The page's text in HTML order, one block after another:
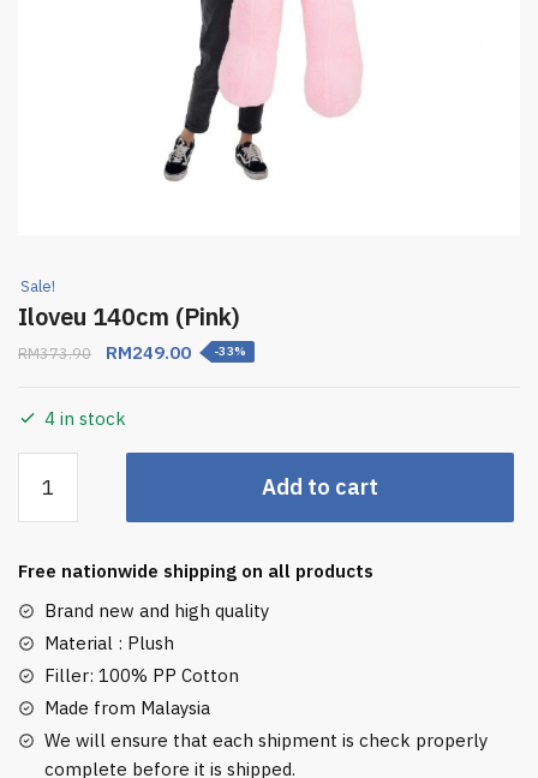
Sale!
Iloveu 140cm (Pink)
RM373.90 RM249.00 -33%
4 in stock
Add to cart
Free nationwide shipping on all products
Brand new and high quality
Material : Plush
Filler: 100% PP Cotton
Made from Malaysia
We will ensure that each shipment is check properly
complete before it is shipped.